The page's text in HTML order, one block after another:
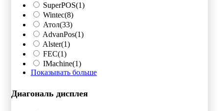
SuperPOS(1)
Wintec(8)
Атол(33)
AdvanPos(1)
Alster(1)
FEC(1)
IMachine(1)
Показывать больше
Диагональ дисплея